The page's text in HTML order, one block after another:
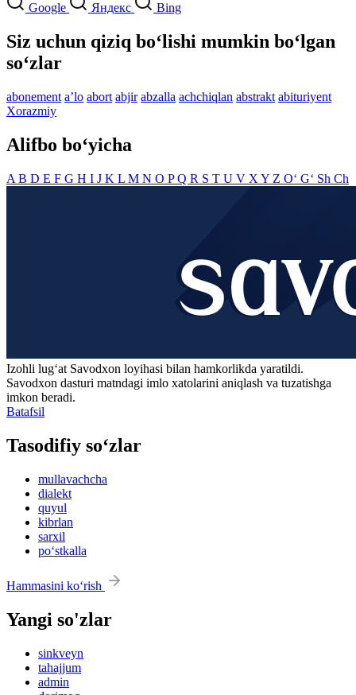
Google Яндекс Bing
Siz uchun qiziq bo‘lishi mumkin bo‘lgan
so‘zlar
abonement aʼlo abort abjir abzalla achchiqlan abstrakt abituriyent
Xorazmiy
Alifbo bo‘yicha
A B D E F G H I J K L M N O PQ R S T U V X Y Z O‘ G‘ Sh Ch
Izohli lugʻat Savodxon loyihasi bilan hamkorlikda yaratildi.
Savodxon dasturi matndagi imlo xatolarini aniqlash va tuzatishga
imkon beradi.
Batafsil
Tasodifiy so‘zlar
mullavachcha
dialekt
quyul
kibrlan
sarxil
po‘stkalla
Hammasini ko‘rish
Yangi so'zlar
sinkveyn
tahajjum
admin